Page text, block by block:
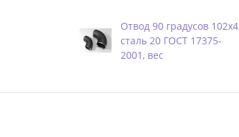
Отвод 90 градусов 102х4
сталь 20 ГОСТ 17375-
2001, вес